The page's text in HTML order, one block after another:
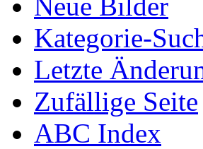
Kategorie-
Letzte
Zufällige Seite
ABC Index